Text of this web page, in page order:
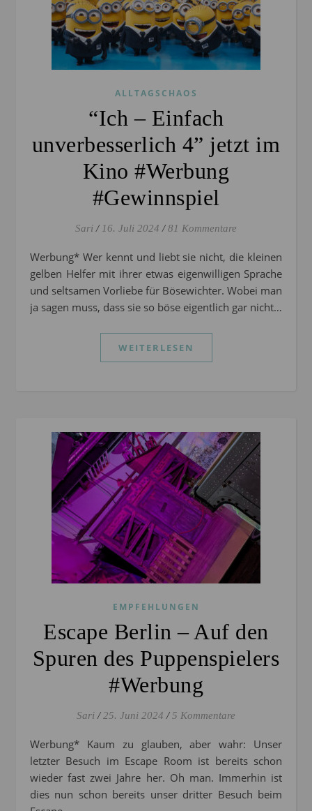
ALLTAGSCHAOS
“Ich – Einfach
unverbesserlich 4” jetzt im
Kino #Werbung
#Gewinnspiel
Sari / 16. Juli 2024 / 81 Kommentare
Werbung* Wer kennt und liebt sie nicht, die kleinen
gelben Helfer mit ihrer etwas eigenwilligen Sprache
und seltsamen Vorliebe für Bösewichter. Wobei man
ja sagen muss, dass sie so böse eigentlich gar nicht…
WEITERLESEN
EMPFEHLUNGEN
Escape Berlin – Auf den
Spuren des Puppenspielers
#Werbung
Sari / 25. Juni 2024 / 5 Kommentare
Werbung* Kaum zu glauben, aber wahr: Unser
letzter Besuch im Escape Room ist bereits schon
wieder fast zwei Jahre her. Oh man. Immerhin ist
dies nun schon bereits unser dritter Besuch beim